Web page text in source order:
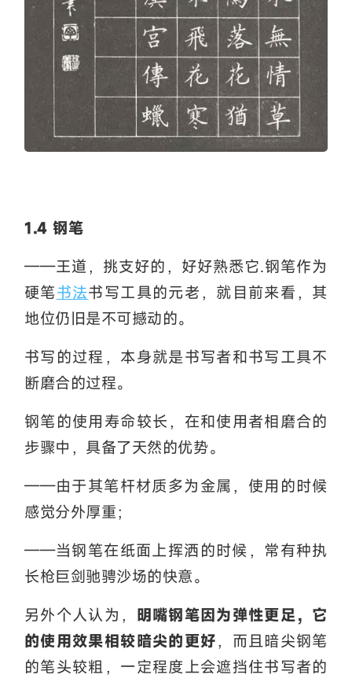
1.4 钢笔
——王道，挑支好的，好好熟悉它.钢笔作为
硬笔书法书写工具的元老，就目前来看，其
地位仍旧是不可撼动的。
书写的过程，本身就是书写者和书写工具不
断磨合的过程。
钢笔的使用寿命较长，在和使用者相磨合的
步骤中，具备了天然的优势。
——由于其笔杆材质多为金属，使用的时候
感觉分外厚重；
——当钢笔在纸面上挥洒的时候，常有种执
长枪巨剑驰骋沙场的快意。
另外个人认为， 明嘴钢笔因为弹性更足，它
的使用效果相较暗尖的更好，而且暗尖钢笔
的笔头较粗，一定程度上会遮挡住书写者的